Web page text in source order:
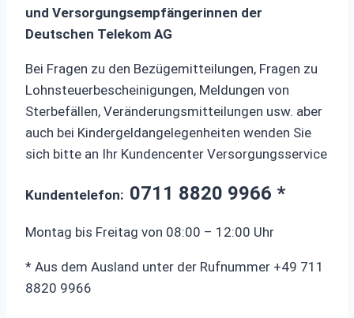
und Versorgungsempfängerinnen der
Deutschen Telekom AG
Bei Fragen zu den Bezügemitteilungen, Fragen zu
Lohnsteuerbescheinigungen, Meldungen von
Sterbefällen, Veränderungsmitteilungen usw. aber
auch bei Kindergeldangelegenheiten wenden Sie
sich bitte an Ihr Kundencenter Versorgungsservice
Kundentelefon: 0711 8820 9966 *
Montag bis Freitag von 08:00 – 12:00 Uhr
* Aus dem Ausland unter der Rufnummer +49 711
8820 9966